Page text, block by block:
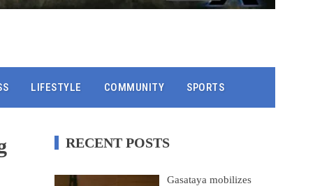
LIFESTYLE COMMUNITY SPORTS
RECENT POSTS
Gasataya mobilizes